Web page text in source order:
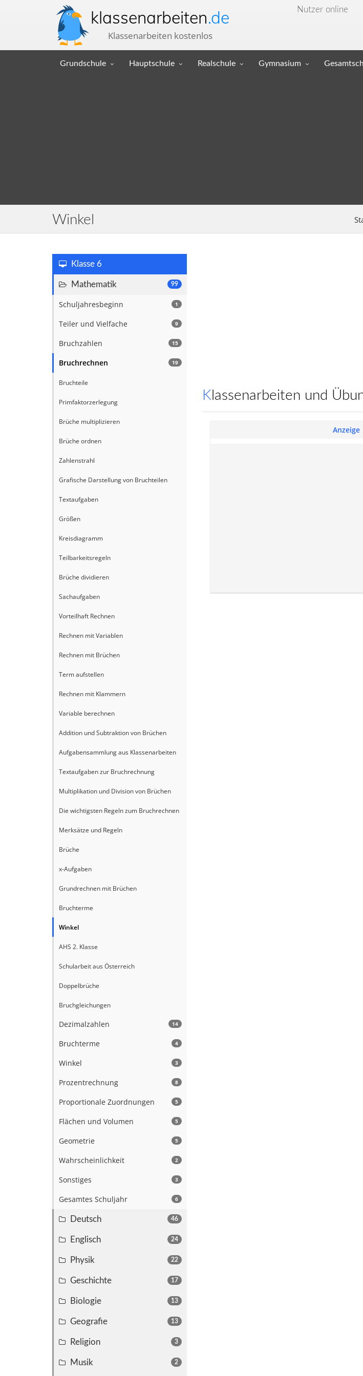
klassenarbeiten.de
Klassenarbeiten kostenlos
Nutzer online
Grundschule Hauptschule Realschule Gymnasium
Winkel
Klasse 6
99
Mathematik
1
Schuljahresbeginn
9
Teiler und Vielfache
15
Bruchzahlen
19
Bruchrechnen
Bruchteile
Primfaktorzerlegung
Brüche multiplizieren
Brüche ordnen
Zahlenstrahl
Grafische Darstellung von Bruchteilen
Textaufgaben
Größen
Kreisdiagramm
Teilbarkeitsregeln
Brüche dividieren
Sachaufgaben
Vorteilhaft Rechnen
Rechnen mit Variablen
Rechnen mit Brüchen
Term aufstellen
Rechnen mit Klammern
Variable berechnen
Addition und Subtraktion von Brüchen
Aufgabensammlung aus Klassenarbeiten
Textaufgaben zur Bruchrechnung
Multiplikation und Division von Brüchen
Die wichtigsten Regeln zum Bruchrechnen
Merksätze und Regeln
Brüche
x-Aufgaben
Grundrechnen mit Brüchen
Bruchterme
Winkel
AHS 2. Klasse
Schularbeit aus Österreich
Doppelbrüche
Bruchgleichungen
14
Dezimalzahlen
4
Bruchterme
3
Winkel
8
Prozentrechnung
5
Proportionale Zuordnungen
5
Flächen und Volumen
5
Geometrie
2
Wahrscheinlichkeit
3
Sonstiges
6
Gesamtes Schuljahr
46
Deutsch
24
Englisch
22
Physik
17
Geschichte
13
Biologie
13
Geografie
3
Religion
2
Musik
Klassenarbeiten und
Anzeige